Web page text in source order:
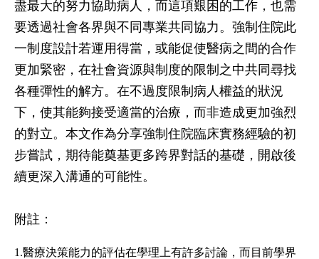
盡最大的努力協助病人，而這項艱困的工作，也需
要透過社會各界與不同專業共同協力。強制住院此
一制度設計若運用得當，或能促使醫病之間的合作
更加緊密，在社會資源與制度的限制之中共同尋找
各種彈性的解方。在不過度限制病人權益的狀況
下，使其能夠接受適當的治療，而非造成更加強烈
的對立。本文作為分享強制住院臨床實務經驗的初
步嘗試，期待能奠基更多跨界對話的基礎，開啟後
續更深入溝通的可能性。
附註：
1.醫療決策能力的評估在學理上有許多討論，而目前學界